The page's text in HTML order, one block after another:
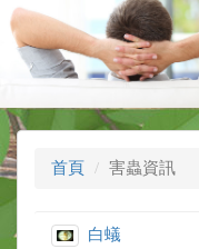
首頁 害蟲資訊
白蟻